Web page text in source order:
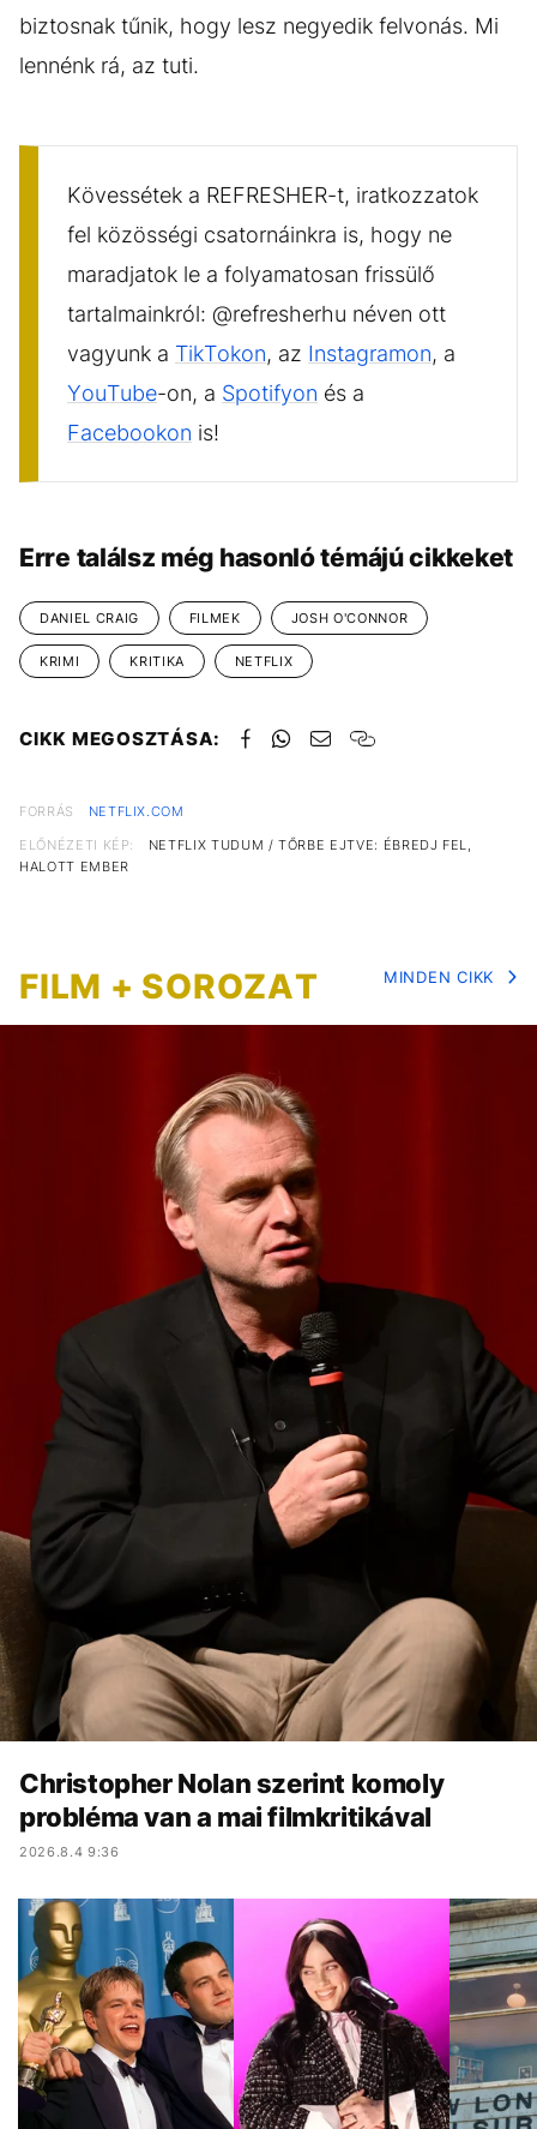
biztosnak tűnik, hogy lesz negyedik felvonás. Mi
lennénk rá, az tuti.
Kövessétek a REFRESHER-t, iratkozzatok
fel közösségi csatornáinkra is, hogy ne
maradjatok le a folyamatosan frissülő
tartalmainkról: @refresherhu néven ott
vagyunk a TikTokon, az Instagramon, a
YouTube-on, a Spotifyon és a
Facebookon is!
Erre találsz még hasonló témájú cikkeket
DANIEL CRAIG FILMEK JOSH O'CONNOR
KRIMI KRITIKA NETFLIX
CIKK MEGOSZTÁSA:
FORRÁS
NETFLIX.COM
ELŐNÉZETI KÉP:
NETFLIX TUDUM / TŐRBE EJTVE: ÉBREDJ FEL,
HALOTT EMBER
FILM + SOROZAT MINDEN CIKK
Christopher Nolan szerint komoly
probléma van a mai filmkritikával
2026.8.4 9:36